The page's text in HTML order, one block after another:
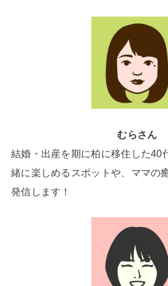
むらさん
結婚・出産を期に柏に移住した40
緒に楽しめるスポットや、ママの
発信します！